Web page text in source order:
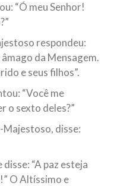
“Ó meu Senhor!
respondeu:
âmago da Mensagem.
e seus filhos”.
“Você me
o sexto deles?”
Majestoso, disse:
“A paz esteja
O Altíssimo e